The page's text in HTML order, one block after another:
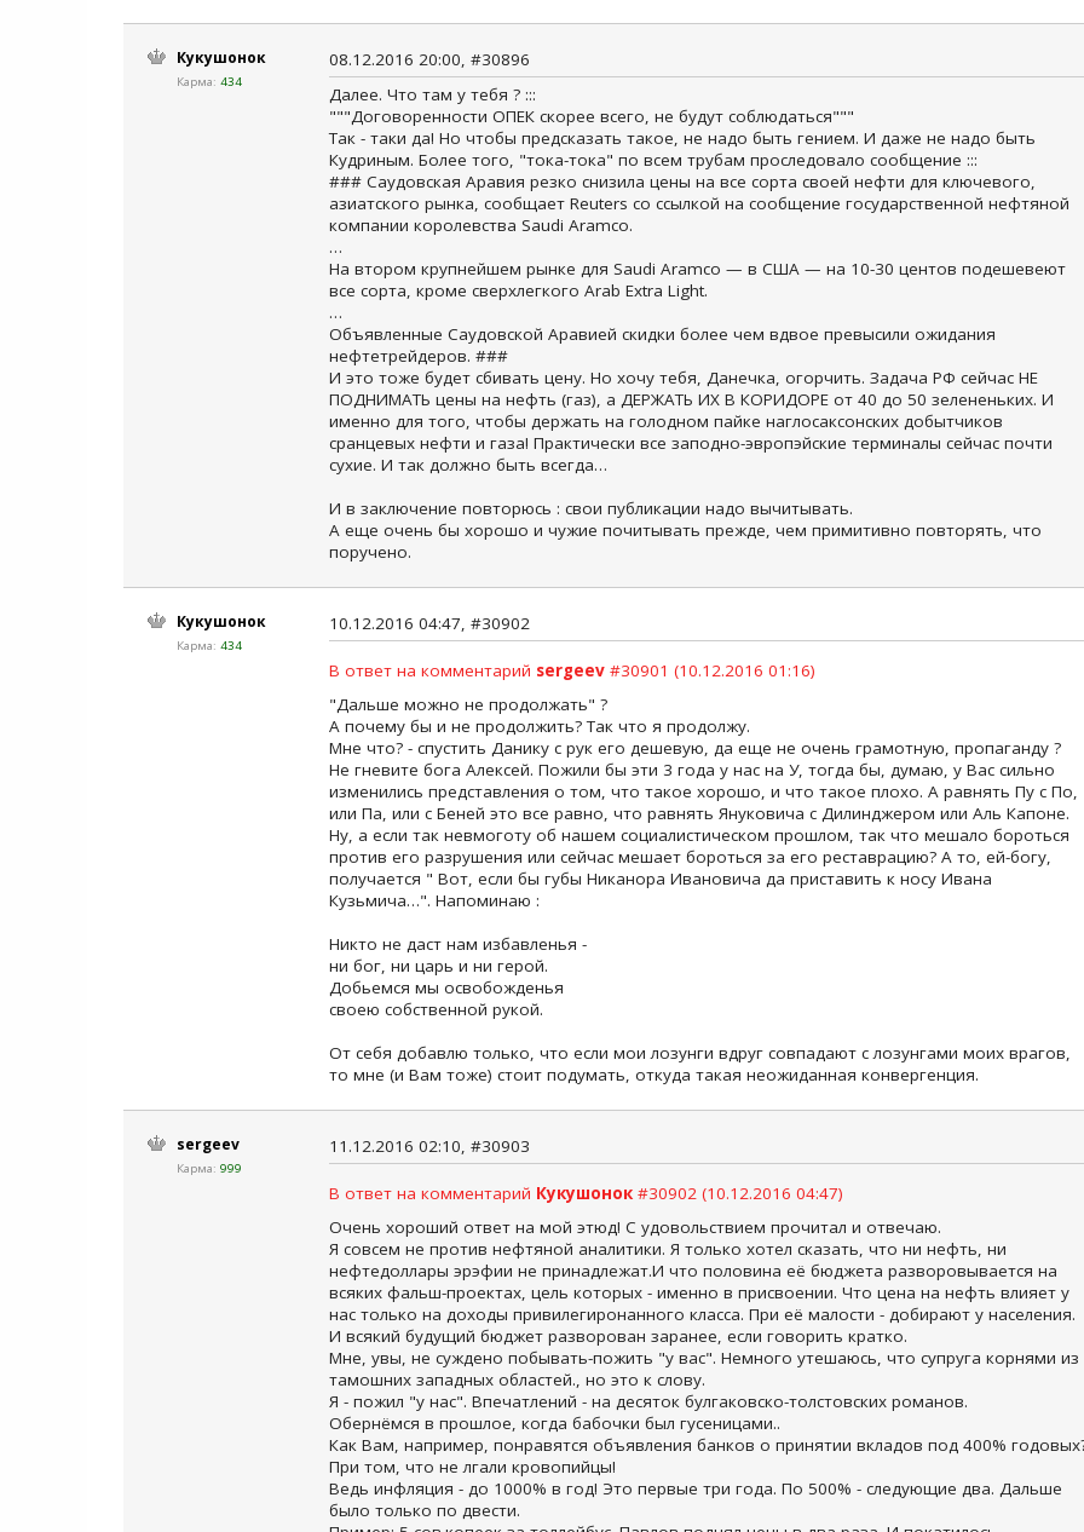
Кукушонок
Карма: 434
08.12.2016 20:00, #30896
Далее. Что там у тебя ? :::
"""Договоренности ОПЕК скорее всего, не будут соблюдаться"""
Так - таки да! Но чтобы предсказать такое, не надо быть гением. И даже не надо быть
Кудриным. Более того, "тока-тока" по всем трубам проследовало сообщение :::
### Саудовская Аравия резко снизила цены на все сорта своей нефти для ключевого,
азиатского рынка, сообщает Reuters со ссылкой на сообщение государственной нефтяной
компании королевства Saudi Aramco.
…
На втором крупнейшем рынке для Saudi Aramco — в США — на 10-30 центов подешевеют
все сорта, кроме сверхлегкого Arab Extra Light.
…
Объявленные Саудовской Аравией скидки более чем вдвое превысили ожидания
нефтетрейдеров. ###
И это тоже будет сбивать цену. Но хочу тебя, Данечка, огорчить. Задача РФ сейчас НЕ
ПОДНИМАТЬ цены на нефть (газ), а ДЕРЖАТЬ ИХ В КОРИДОРЕ от 40 до 50 зелененьких. И
именно для того, чтобы держать на голодном пайке наглосаксонских добытчиков
сранцевых нефти и газа! Практически все заподно-эвропэйские терминалы сейчас почти
сухие. И так должно быть всегда…
И в заключение повторюсь : свои публикации надо вычитывать.
А еще очень бы хорошо и чужие почитывать прежде, чем примитивно повторять, что
поручено.
Кукушонок
Карма: 434
10.12.2016 04:47, #30902
В ответ на комментарий sergeev #30901 (10.12.2016 01:16)
"Дальше можно не продолжать" ?
А почему бы и не продолжить? Так что я продолжу.
Мне что? - спустить Данику с рук его дешевую, да еще не очень грамотную, пропаганду ?
Не гневите бога Алексей. Пожили бы эти 3 года у нас на У, тогда бы, думаю, у Вас сильно
изменились представления о том, что такое хорошо, и что такое плохо. А равнять Пу с По,
или Па, или с Беней это все равно, что равнять Януковича с Дилинджером или Аль Капоне.
Ну, а если так невмоготу об нашем социалистическом прошлом, так что мешало бороться
против его разрушения или сейчас мешает бороться за его реставрацию? А то, ей-богу,
получается " Вот, если бы губы Никанора Ивановича да приставить к носу Ивана
Кузьмича…". Напоминаю :
Никто не даст нам избавленья -
ни бог, ни царь и ни герой.
Добьемся мы освобожденья
своею собственной рукой.
От себя добавлю только, что если мои лозунги вдруг совпадают с лозунгами моих врагов,
то мне (и Вам тоже) стоит подумать, откуда такая неожиданная конвергенция.
sergeev
Карма: 999
11.12.2016 02:10, #30903
В ответ на комментарий Кукушонок #30902 (10.12.2016 04:47)
Очень хороший ответ на мой этюд! С удовольствием прочитал и отвечаю.
Я совсем не против нефтяной аналитики. Я только хотел сказать, что ни нефть, ни
нефтедоллары эрэфии не принадлежат.И что половина её бюджета разворовывается на
всяких фальш-проектах, цель которых - именно в присвоении. Что цена на нефть влияет у
нас только на доходы привилегиронанного класса. При её малости - добирают у населения.
И всякий будущий бюджет разворован заранее, если говорить кратко.
Мне, увы, не суждено побывать-пожить "у вас". Немного утешаюсь, что супруга корнями из
тамошних западных областей., но это к слову.
Я - пожил "у нас". Впечатлений - на десяток булгаковско-толстовских романов.
Обернёмся в прошлое, когда бабочки был гусеницами..
Как Вам, например, понравятся объявления банков о принятии вкладов под 400%
При том, что не лгали кровопийцы!
Ведь инфляция - до 1000% в год! Это первые три года. По 500% - следующие два. Дальше
было только по двести.